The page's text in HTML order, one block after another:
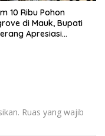
10 Ribu Pohon
di Mauk, Bupati
Apresiasi
Ruas yang wajib